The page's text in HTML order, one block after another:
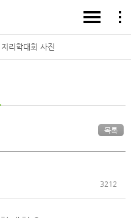
지리학대회 사진
목록
3212